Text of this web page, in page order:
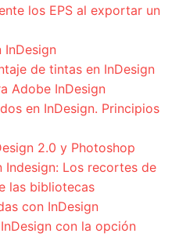
los EPS al exportar un
InDesign
de tintas en InDesign
Adobe InDesign
en InDesign. Principios
2.0 y Photoshop
Indesign: Los recortes de
las bibliotecas
con InDesign
con la opción